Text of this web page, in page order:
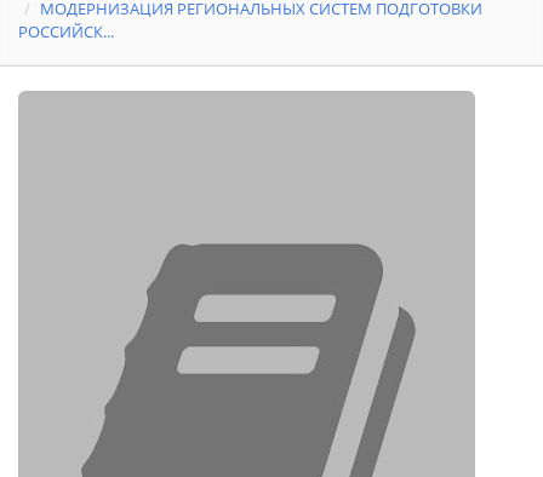
МОДЕРНИЗАЦИЯ РЕГИОНАЛЬНЫХ СИСТЕМ ПОДГОТОВКИ
РОССИЙСК...